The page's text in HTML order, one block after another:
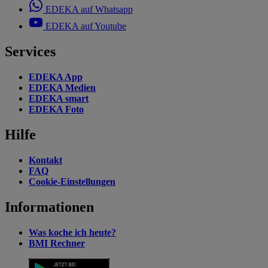
EDEKA auf Whatsapp
EDEKA auf Youtube
Services
EDEKA App
EDEKA Medien
EDEKA smart
EDEKA Foto
Hilfe
Kontakt
FAQ
Cookie-Einstellungen
Informationen
Was koche ich heute?
BMI Rechner